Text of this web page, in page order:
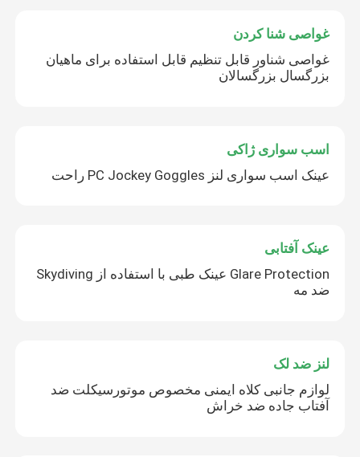
غواصی شنا کردن
غواصی شناور قابل تنظیم قابل استفاده برای ماهیان
بزرگسال بزرگسالان
اسب سواری ژاکی
عینک اسب سواری لنز PC Jockey Goggles راحت
عینک آفتابی
Glare Protection عینک طبی با استفاده از Skydiving
ضد مه
لنز ضد لک
لوازم جانبی کلاه ایمنی مخصوص موتورسیکلت ضد
آفتاب جاده ضد خراش